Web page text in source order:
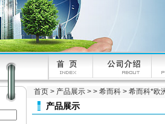
首页 > 产品展示 > > 希而科 > 希而科*欧
产品展示